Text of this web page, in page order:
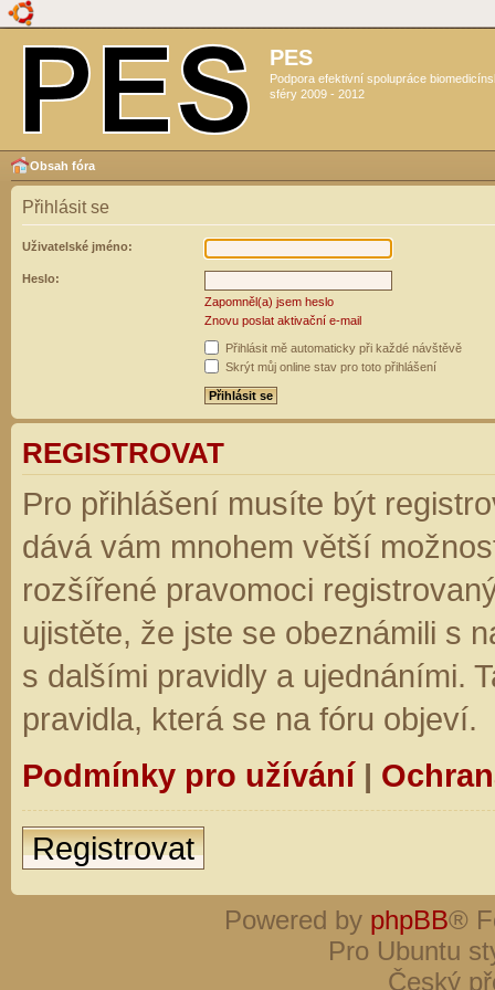
PES
Podpora efektivní spolupráce
sféry 2009 - 2012
Obsah fóra
Přihlásit se
Uživatelské jméno:
Heslo:
Zapomněl(a) jsem heslo
Znovu poslat aktivační e-mail
Přihlásit mě automaticky při každé návštěvě
Skrýt můj online stav pro toto přihlášení
REGISTROVAT
Pro přihlášení musíte být
dává vám mnohem větší
rozšířené pravomoci
ujistěte, že jste se obeznámili s
s dalšími pravidly a ujednáními.
pravidla, která se na fóru objeví.
Podmínky pro užívání|
Registrovat
Powered by phpBB®
Pro Ubuntu
Český